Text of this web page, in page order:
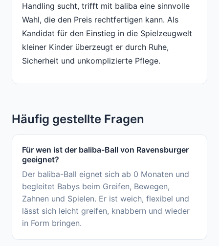
Handling sucht, trifft mit baliba eine sinnvolle
Wahl, die den Preis rechtfertigen kann. Als
Kandidat für den Einstieg in die Spielzeugwelt
kleiner Kinder überzeugt er durch Ruhe,
Sicherheit und unkomplizierte Pflege.
Häufig gestellte Fragen
Für wen ist der baliba-Ball von Ravensburger
geeignet?
Der baliba-Ball eignet sich ab 0 Monaten und
begleitet Babys beim Greifen, Bewegen,
Zahnen und Spielen. Er ist weich, flexibel und
lässt sich leicht greifen, knabbern und wieder
in Form bringen.